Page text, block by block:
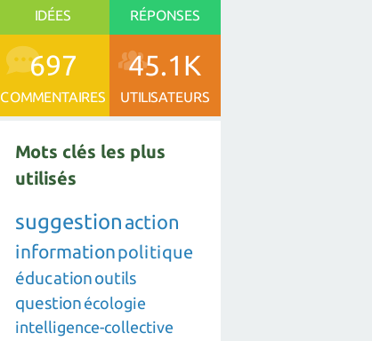
IDÉES RÉPONSES
697
COMMENTAIRES
45.1K
UTILISATEURS
Mots clés les plus
utilisés
suggestion action
informationpolitique
éducationoutils
question écologie
intelligence-collective